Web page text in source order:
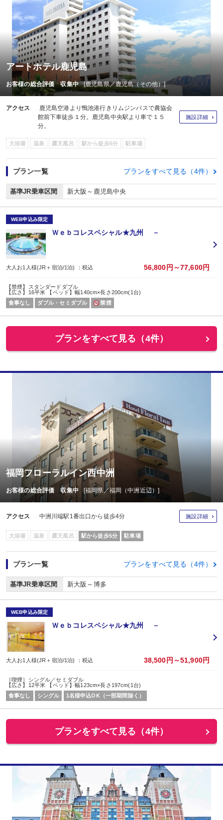
アートホテル鹿児島
お客様の総合評価 収集中 [鹿児島県／鹿児島（その他）]
アクセス
鹿児島空港より鴨池港行きリムジンバスで農協会
館前下車徒歩１分。鹿児島中央駅より車で１５
分。
施設詳細
大浴場 温泉 露天風呂 駅から徒歩5分 駐車場
プラン一覧 プランをすべて見る（4件）
基準JR乗車区間 新大阪～鹿児島中央
WEB申込み限定
Ｗｅｂコレスペシャル★九州 －
大人お1人様(JR＋宿泊/1泊) ：税込 56,800円～77,600円
【禁煙】スタンダードダブル
【広さ】16平米 【ベッド】幅140cm×長さ200cm(1台)
食事なし
ダブル・セミダブル 禁煙
プランをすべて見る（4件）
福岡フローラルイン西中洲
お客様の総合評価 収集中 [福岡県／福岡（中洲近辺）]
アクセス 中洲川端駅1番出口から徒歩4分 施設詳細
大浴場 温泉 露天風呂 駅から徒歩5分 駐車場
プラン一覧 プランをすべて見る（4件）
基準JR乗車区間 新大阪～博多
WEB申込み限定
Ｗｅｂコレスペシャル★九州 －
大人お1人様(JR＋宿泊/1泊) ：税込 38,500円～51,900円
［喫煙］シングル／セミダブル
【広さ】12平米 【ベッド】幅123cm×長さ197cm(1台)
食事なし
シングル 1名様申込OK（一部期間除く）
プランをすべて見る（4件）